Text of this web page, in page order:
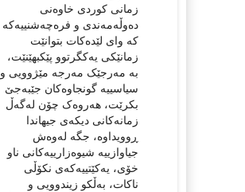
زمانی کوردی خاوەنی
دەوڵەمەندی و فرەچەشنییەکە
کە وای لێدەکات بتوانێت
زمانێکی یەکگرتوو پێکبهێنێت،
بە مەرجێک مەرجە مێژوویی و
سیاسییە گونجاوەکان جێبەجێ
بکرێت، هەروەک چۆن لەگەڵ
زمانەکانی دیکەی جیهاندا
ڕوویداوە، جگە لەوەش
جیاوازییە شیوەزارییەکانی ناو
خۆی، یەکێتییەکەی نکۆڵی
ناکات، بەڵکو زیندوویی و